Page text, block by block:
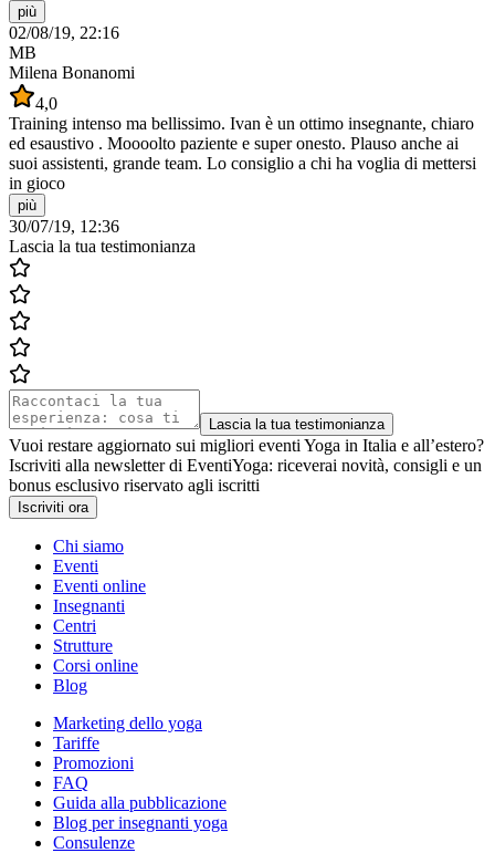
più
02/08/19, 22:16
MB
Milena Bonanomi
4,0
Training intenso ma bellissimo. Ivan è un ottimo insegnante, chiaro
ed esaustivo . Moooolto paziente e super onesto. Plauso anche ai
suoi assistenti, grande team. Lo consiglio a chi ha voglia di mettersi
in gioco
più
30/07/19, 12:36
Lascia la tua testimonianza
Lascia la tua testimonianza
Vuoi restare aggiornato sui migliori eventi Yoga in Italia e all’estero?
Iscriviti alla newsletter di EventiYoga: riceverai novità, consigli e un
bonus esclusivo riservato agli iscritti
Iscriviti ora
Chi siamo
Eventi
Eventi online
Insegnanti
Centri
Strutture
Corsi online
Blog
Marketing dello yoga
Tariffe
Promozioni
FAQ
Guida alla pubblicazione
Blog per insegnanti yoga
Consulenze